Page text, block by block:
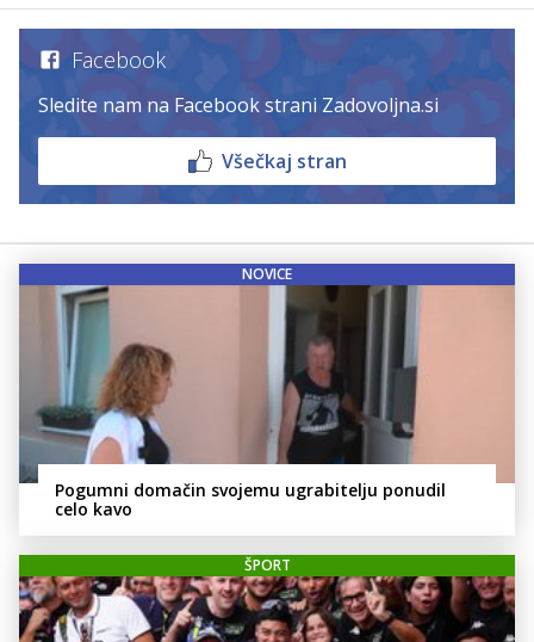
Facebook
Sledite nam na Facebook strani Zadovoljna.si
Všečkaj stran
NOVICE
Pogumni domačin svojemu ugrabitelju ponudil
celo kavo
ŠPORT